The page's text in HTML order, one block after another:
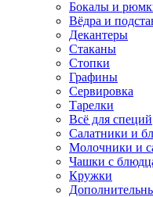
Бокалы и
Вёдра и
Декантеры
Стаканы
Стопки
Графины
Сервировка
Тарелки
Всё для специй
Салатники и
Молочники и
Чашки с
Кружки